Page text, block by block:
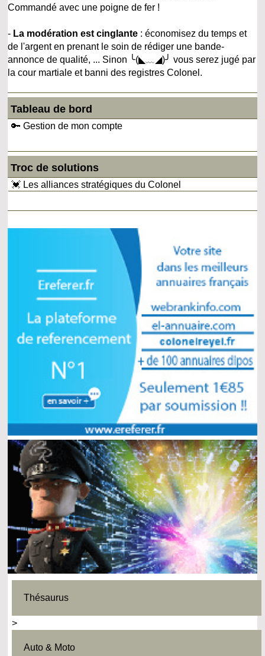
Commandé avec une poigne de fer !
- La modération est cinglante : économisez du temps et
de l'argent en prenant le soin de rédiger une bande-
annonce de qualité, ... Sinon ╰(◣﹏◢)╯ vous serez jugé par
la cour martiale et banni des registres Colonel.
Tableau de bord
🔑 Gestion de mon compte
Troc de solutions
💓 Les alliances stratégiques du Colonel
Thésaurus
>
Auto & Moto